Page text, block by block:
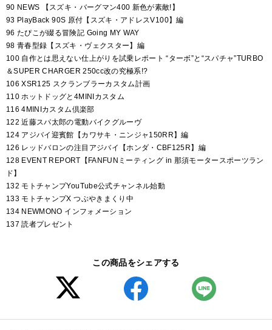
90 NEWS 【スズキ・バーグマン400 新色が素敵!】
93 PlayBack 90S 原付【スズキ・アドレスV100】編
96 たぴこが綴る冒険記 Going MY WAY
98 青春型録【スズキ・ヴェクスター】編
100 自作とは思えない仕上がりを試乗レポート “ターボ”と“スパチャ”TURBO
＆SUPER CHARGER 250cc改の究極系!?
106 XSR125 スクランブラーカスタム計画
110 ホットドッグと4MINIカスタム
116 4MINIカスタム倶楽部
122 近藤スパ太郎の電動バイクグルーヴ
124 アジバイ迎賓館【カワサキ・ニンジャ150RR】編
126 レッドバロンの注目アジバイ【ホンダ・CBF125R】編
128 EVENT REPORT【FANFUNミーティング in 那須モータースポーツラン
ド】
132 モトチャンプYouTube公式チャンネル始動
133 モトチャンプX つぶやきまくり中
134 NEWMONO インフォメーション
137 読者プレゼント
この商品をシェアする